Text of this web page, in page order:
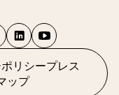
リシープレス
ップ